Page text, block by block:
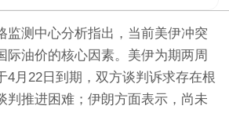
监测中心分析指出，当前美伊冲突
际油价的核心因素。美伊为期两周
4月22日到期，双方谈判诉求存在根
判推进困难；伊朗方面表示，尚未